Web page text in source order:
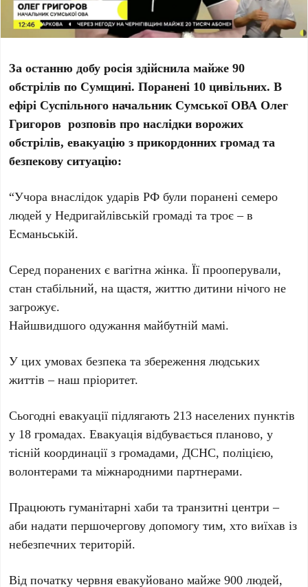
За останню добу росія здійснила майже 90
обстрілів по Сумщині. Поранені 10 цивільних. В
ефірі Суспільного начальник Сумської ОВА Олег
Григоров розповів про наслідки ворожих
обстрілів, евакуацію з прикордонних громад та
безпекову ситуацію:
“Учора внаслідок ударів РФ були поранені семеро
людей у Недригайлівській громаді та троє – в
Есманьській.
Серед поранених є вагітна жінка. Її прооперували,
стан стабільний, на щастя, життю дитини нічого не
загрожує.
Найшвидшого одужання майбутній мамі.
У цих умовах безпека та збереження людських
життів – наш пріоритет.
Сьогодні евакуації підлягають 213 населених пунктів
у 18 громадах. Евакуація відбувається планово, у
тісній координації з громадами, ДСНС, поліцією,
волонтерами та міжнародними партнерами.
Працюють гуманітарні хаби та транзитні центри –
аби надати першочергову допомогу тим, хто виїхав із
небезпечних територій.
Від початку червня евакуйовано майже 900 людей,